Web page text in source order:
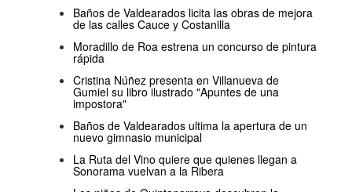
Baños de Valdearados licita las obras de mejora
de las calles Cauce y Costanilla
Moradillo de Roa estrena un concurso de pintura
rápida
Cristina Núñez presenta en Villanueva de
Gumiel su libro ilustrado "Apuntes de una
impostora"
Baños de Valdearados ultima la apertura de un
nuevo gimnasio municipal
La Ruta del Vino quiere que quienes llegan a
Sonorama vuelvan a la Ribera